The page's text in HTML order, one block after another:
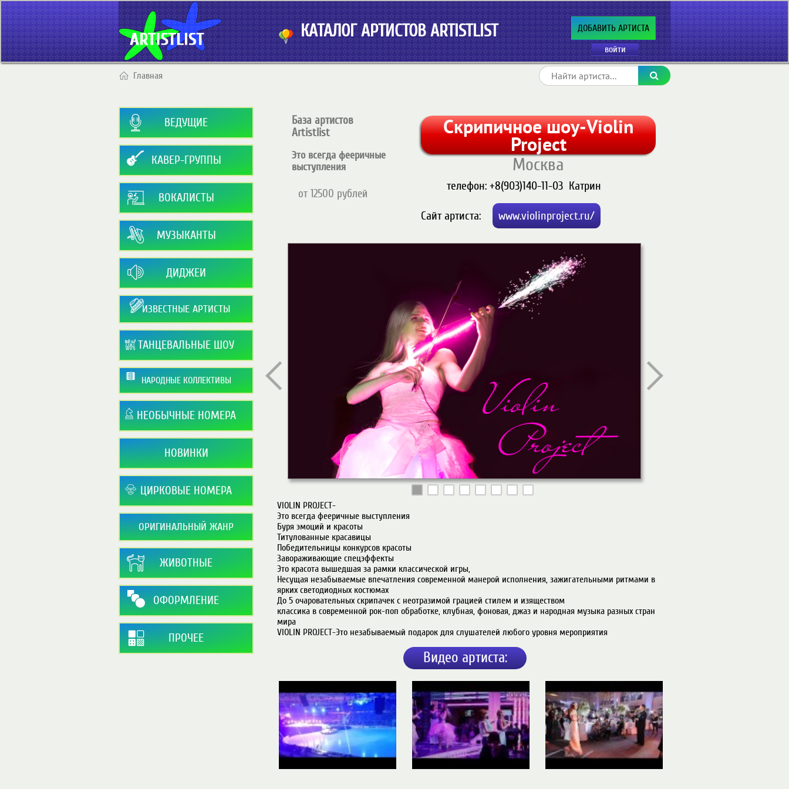
КАТАЛОГ АРТИСТОВ ARTISTLIST
ДОБАВИТЬ АРТИСТА
войти
Главная
ВЕДУЩИЕ
КАВЕР-ГРУППЫ
ВОКАЛИСТЫ
МУЗЫКАНТЫ
ДИДЖЕИ
ИЗВЕСТНЫЕ АРТИСТЫ
ТАНЦЕВАЛЬНЫЕ ШОУ
НАРОДНЫЕ КОЛЛЕКТИВЫ
НЕОБЫЧНЫЕ НОМЕРА
НОВИНКИ
ЦИРКОВЫЕ НОМЕРА
ОРИГИНАЛЬНЫЙ ЖАНР
ЖИВОТНЫЕ
ОФОРМЛЕНИЕ
ПРОЧЕЕ
База артистов
Artistlist
Это всегда фееричные
выступления
от 12500 рублей
Скрипичное шоу-Violin
Project
Москва
телефон: +8(903)140-11-03Катрин
Cайт артиста: www.violinproject.ru/
VIOLIN PROJECT-
Это всегда фееричные выступления
Буря эмоций и красоты
Титулованные красавицы
Победительницы конкурсов красоты
Завораживающие спецэффекты
Это красота вышедшая за рамки классической игры,
Несущая незабываемые впечатления современной манерой исполнения, зажигательными ритмами в
ярких светодиодных костюмах
До 5 очаровательных скрипачек с неотразимой грацией стилем и изяществом
классика в современной рок-поп обработке, клубная, фоновая, джаз и народная музыка разных стран
мира
VIOLIN PROJECT-Это незабываемый подарок для слушателей любого уровня мероприятия
Видео артиста: